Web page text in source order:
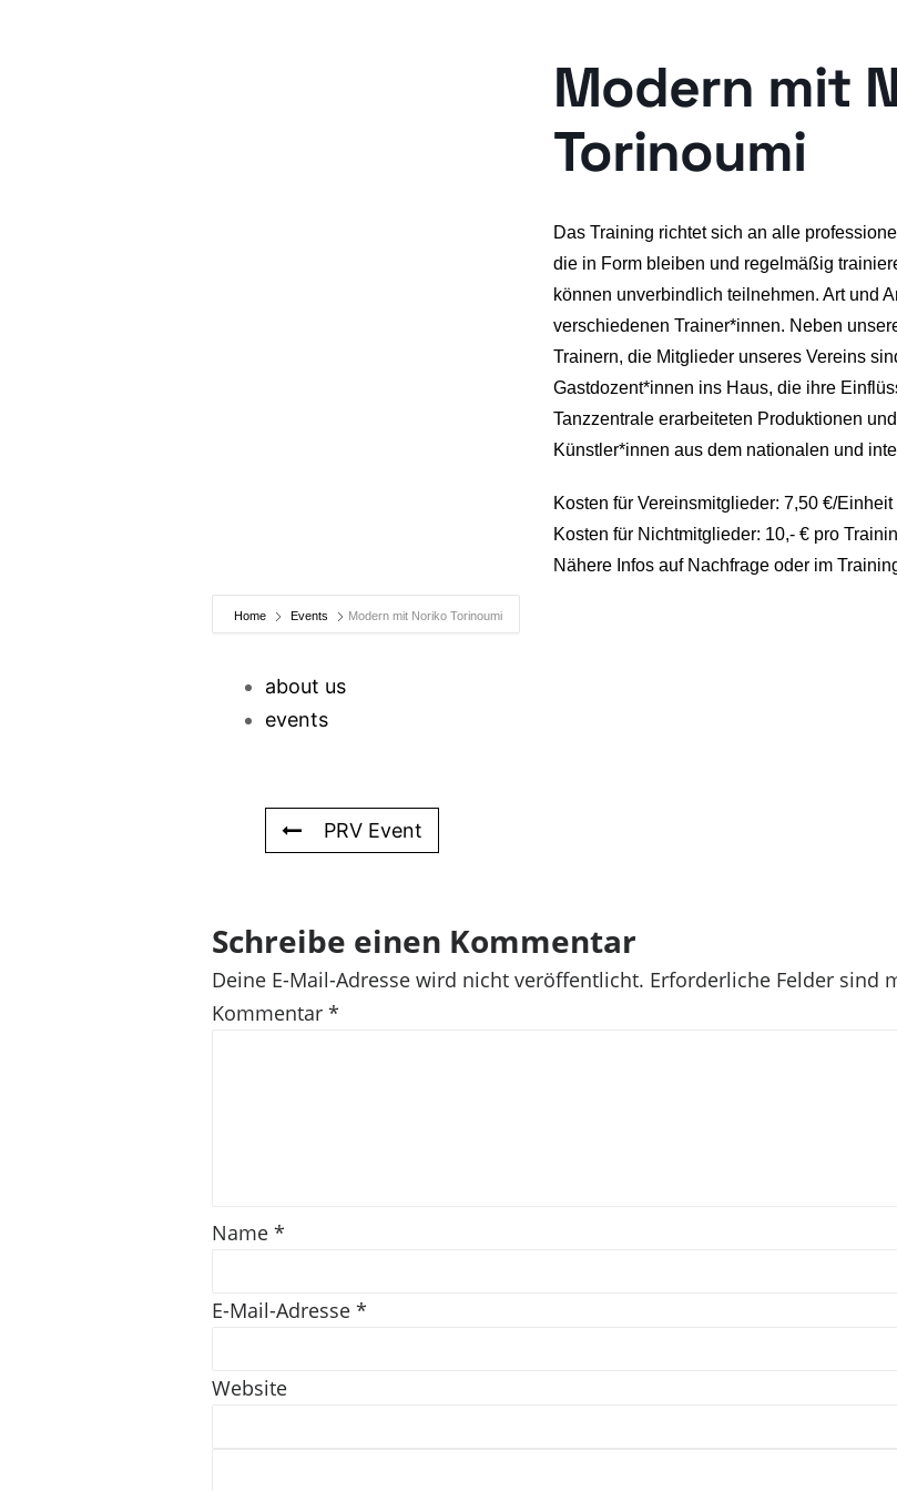
Home Events Modern mit Noriko Torinoumi
Modern mit
Torinoumi
Das Training richtet sich an alle
die in Form bleiben und regelmäßig
können unverbindlich teilnehmen. Art und
verschiedenen Trainer*innen. Neben
Trainern, die Mitglieder unseres Vereins
Gastdozent*innen ins Haus, die ihre
Tanzzentrale erarbeiteten Produktionen
Künstler*innen aus dem nationalen und
Kosten für Vereinsmitglieder: 7,50 €/
Kosten für Nichtmitglieder: 10,- € pro
Nähere Infos auf Nachfrage oder im
about us
events
PRV Event
Schreibe einen Kommentar
Deine E-Mail-Adresse wird nicht veröffentlicht. Erforderliche Felder sind
Kommentar *
Name *
E-Mail-Adresse *
Website